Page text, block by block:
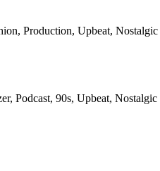
Production, Upbeat, Nostalgic
Podcast, 90s, Upbeat, Nostalgic